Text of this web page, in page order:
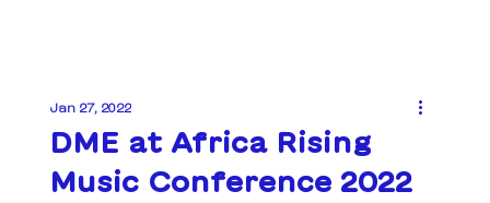
DME at Africa Rising
Music Conference 2022
Jan 27, 2022